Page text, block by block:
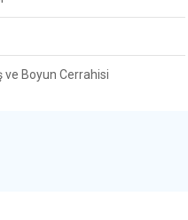
ve Boyun Cerrahisi